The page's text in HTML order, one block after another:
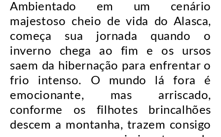
Ambientado em um cenário
majestoso cheio de vida do Alasca,
começa sua jornada quando o
inverno chega ao fim e os ursos
saem da hibernação para enfrentar o
frio intenso. O mundo lá fora é
emocionante, mas arriscado,
conforme os filhotes brincalhões
descem a montanha, trazem consigo